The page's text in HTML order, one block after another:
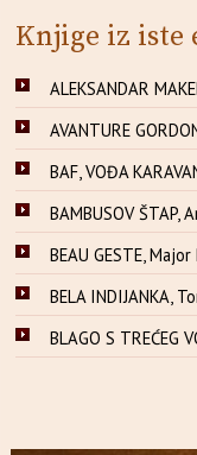
Knjige iz iste
ALEKSANDAR
AVANTURE
BAF, VOĐA
BAMBUSOV ŠTAP,
BEAU GESTE, Major
BELA INDIJANKA,
BLAGO S TREĆEG